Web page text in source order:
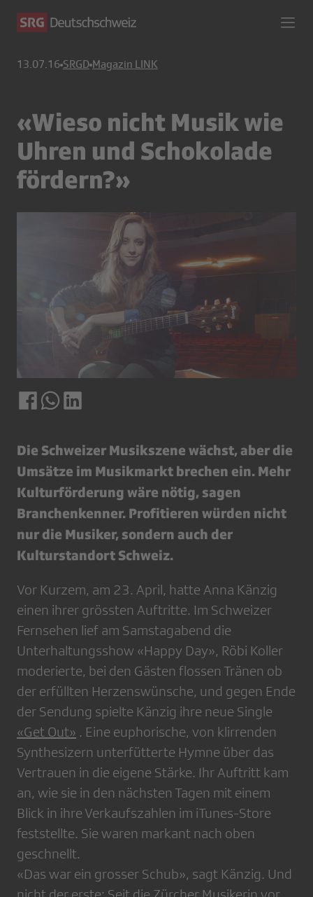
13.07.16 SRGD Magazin LINK
«Wieso nicht Musik wie
Uhren und Schokolade
fördern?»
Die Schweizer Musikszene wächst, aber die
Umsätze im Musikmarkt brechen ein. Mehr
Kulturförderung wäre nötig, sagen
Branchenkenner. Profitieren würden nicht
nur die Musiker, sondern auch der
Kulturstandort Schweiz.
Vor Kurzem, am 23. April, hatte Anna Känzig
einen ihrer grössten Auftritte. Im Schweizer
Fernsehen lief am Samstagabend die
Unterhaltungsshow «Happy Day», Röbi Koller
moderierte, bei den Gästen flossen Tränen ob
der erfüllten Herzenswünsche, und gegen Ende
der Sendung spielte Känzig ihre neue Single
«Get Out» . Eine euphorische, von klirrenden
Synthesizern unterfütterte Hymne über das
Vertrauen in die eigene Stärke. Ihr Auftritt kam
an, wie sie in den nächsten Tagen mit einem
Blick in ihre Verkaufszahlen im iTunes-Store
feststellte. Sie waren markant nach oben
geschnellt.
«Das war ein grosser Schub», sagt Känzig. Und